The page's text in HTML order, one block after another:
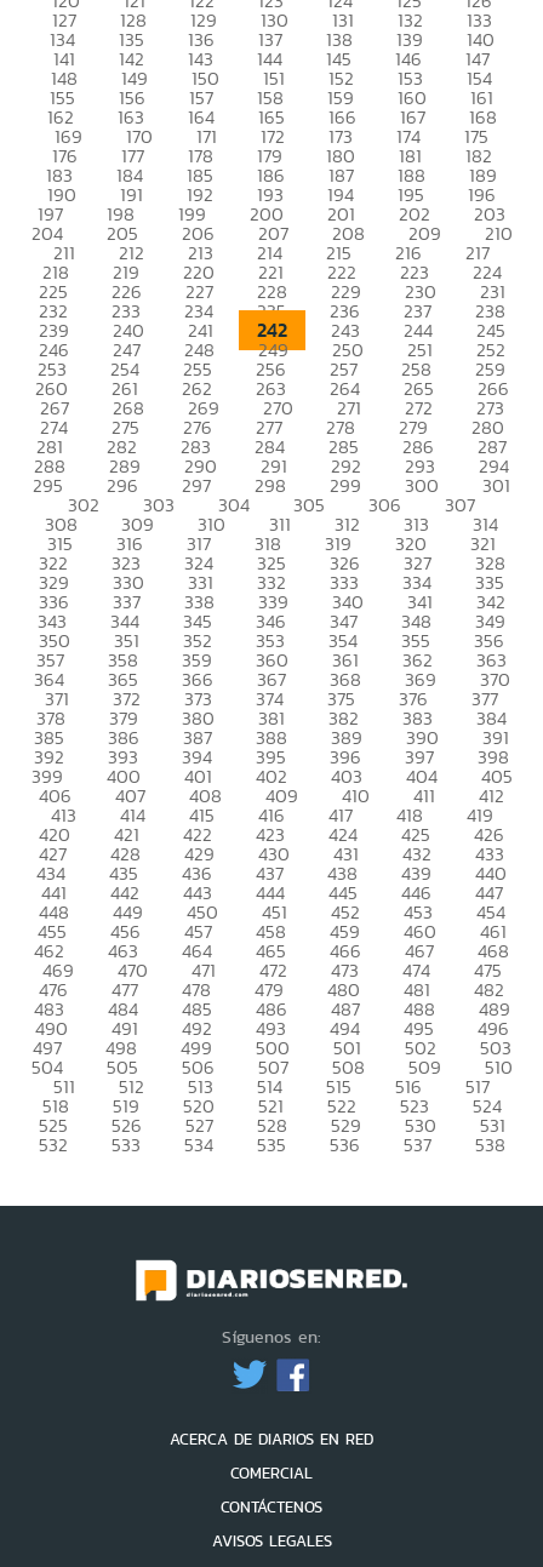
127 128 129 130 131 132 133
134 135 136 137 138 139 140
141 142 143 144 145 146 147
148 149 150 151 152 153 154
155 156 157 158 159 160 161
162 163 164 165 166 167 168
169 170 171 172 173 174 175
176 177 178 179 180 181 182
183 184 185 186 187 188 189
190 191 192 193 194 195 196
197 198 199 200 201 202 203
204 205 206 207 208 209 210
211 212 213 214 215 216 217
218 219 220 221 222 223 224
225 226 227 228 229 230 231
232 233 234 235 236 237 238
239 240 241 242 243 244 245
246 247 248 249 250 251 252
253 254 255 256 257 258 259
260 261 262 263 264 265 266
267 268 269 270 271 272 273
274 275 276 277 278 279 280
281 282 283 284 285 286 287
288 289 290 291 292 293 294
295 296 297 298 299 300 301
302 303 304 305 306 307
308 309 310 311 312 313 314
315 316 317 318 319 320 321
322 323 324 325 326 327 328
329 330 331 332 333 334 335
336 337 338 339 340 341 342
343 344 345 346 347 348 349
350 351 352 353 354 355 356
357 358 359 360 361 362 363
364 365 366 367 368 369 370
371 372 373 374 375 376 377
378 379 380 381 382 383 384
385 386 387 388 389 390 391
392 393 394 395 396 397 398
399 400 401 402 403 404 405
406 407 408 409 410 411 412
413 414 415 416 417 418 419
420 421 422 423 424 425 426
427 428 429 430 431 432 433
434 435 436 437 438 439 440
441 442 443 444 445 446 447
448 449 450 451 452 453 454
455 456 457 458 459 460 461
462 463 464 465 466 467 468
469 470 471 472 473 474 475
476 477 478 479 480 481 482
483 484 485 486 487 488 489
490 491 492 493 494 495 496
497 498 499 500 501 502 503
504 505 506 507 508 509 510
511 512 513 514 515 516 517
518 519 520 521 522 523 524
525 526 527 528 529 530 531
532 533 534 535 536 537 538
Síguenos en:
ACERCA DE DIARIOS EN RED
COMERCIAL
CONTÁCTENOS
AVISOS LEGALES